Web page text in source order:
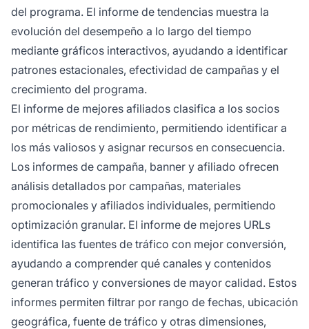
del programa. El informe de tendencias muestra la
evolución del desempeño a lo largo del tiempo
mediante gráficos interactivos, ayudando a identificar
patrones estacionales, efectividad de campañas y el
crecimiento del programa.
El informe de mejores afiliados clasifica a los socios
por métricas de rendimiento, permitiendo identificar a
los más valiosos y asignar recursos en consecuencia.
Los informes de campaña, banner y afiliado ofrecen
análisis detallados por campañas, materiales
promocionales y afiliados individuales, permitiendo
optimización granular. El informe de mejores URLs
identifica las fuentes de tráfico con mejor conversión,
ayudando a comprender qué canales y contenidos
generan tráfico y conversiones de mayor calidad. Estos
informes permiten filtrar por rango de fechas, ubicación
geográfica, fuente de tráfico y otras dimensiones,